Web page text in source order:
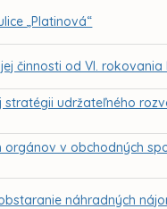
„Platinová“
činnosti od VI. rokovania
udržateľného
v obchodných
náhradných